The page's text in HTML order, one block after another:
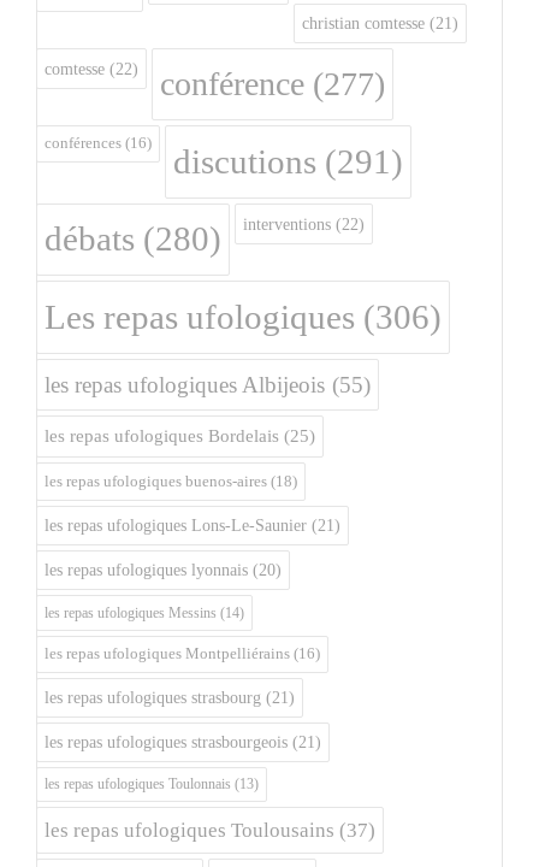
christian comtesse (21)
comtesse (22) conférence (277)
conférences (16) discutions (291)
débats (280) interventions (22)
Les repas ufologiques (306)
les repas ufologiques Albijeois (55)
les repas ufologiques Bordelais (25)
les repas ufologiques buenos-aires (18)
les repas ufologiques Lons-Le-Saunier (21)
les repas ufologiques lyonnais (20)
les repas ufologiques Messins (14)
les repas ufologiques Montpelliérains (16)
les repas ufologiques strasbourg (21)
les repas ufologiques strasbourgeois (21)
les repas ufologiques Toulonnais (13)
les repas ufologiques Toulousains (37)